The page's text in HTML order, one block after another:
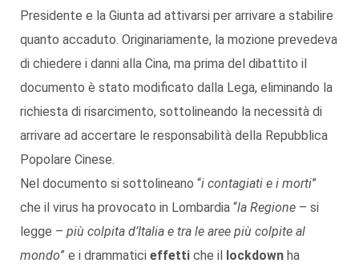
Presidente e la Giunta ad attivarsi per arrivare a stabilire
quanto accaduto. Originariamente, la mozione prevedeva
di chiedere i danni alla Cina, ma prima del dibattito il
documento è stato modificato dalla Lega, eliminando la
richiesta di risarcimento, sottolineando la necessità di
arrivare ad accertare le responsabilità della Repubblica
Popolare Cinese.
Nel documento si sottolineano “i contagiati e i morti”
che il virus ha provocato in Lombardia “la Regione – si
legge – più colpita d’Italia e tra le aree più colpite al
mondo” e i drammatici effetti che il lockdown ha